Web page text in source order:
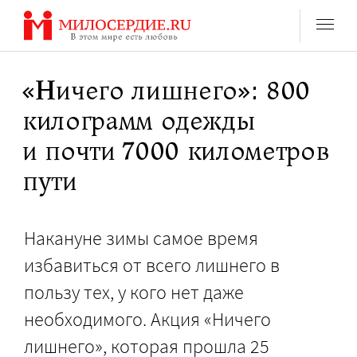
Перейти
содержанию
«Ничего лишнего»: 800
килограмм одежды
и почти 7000 километров
пути
Накануне зимы самое время
избавиться от всего лишнего в
пользу тех, у кого нет даже
необходимого. Акция «Ничего
лишнего», которая прошла 25